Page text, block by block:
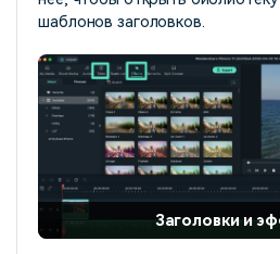
шаблонов заголовков.
Заголовки и